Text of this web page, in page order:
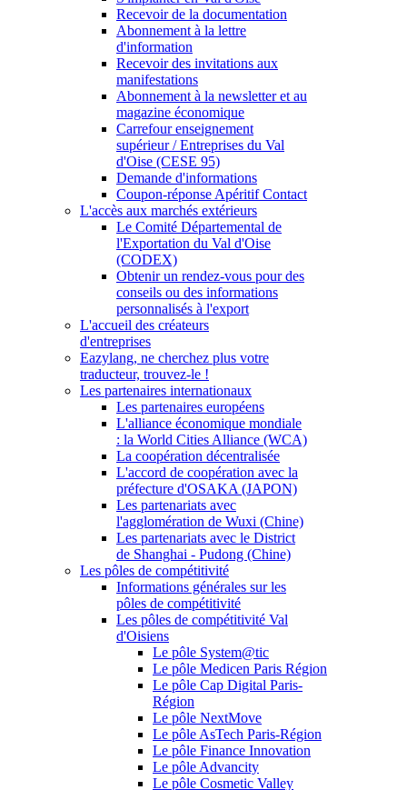
Recevoir de la documentation
Abonnement à la lettre
d'information
Recevoir des invitations aux
manifestations
Abonnement à la newsletter et au
magazine économique
Carrefour enseignement
supérieur / Entreprises du Val
d'Oise (CESE 95)
Demande d'informations
Coupon-réponse Apéritif Contact
L'accès aux marchés extérieurs
Le Comité Départemental de
l'Exportation du Val d'Oise
(CODEX)
Obtenir un rendez-vous pour des
conseils ou des informations
personnalisés à l'export
L'accueil des créateurs
d'entreprises
Eazylang, ne cherchez plus votre
traducteur, trouvez-le !
Les partenaires internationaux
Les partenaires européens
L'alliance économique mondiale
: la World Cities Alliance (WCA)
La coopération décentralisée
L'accord de coopération avec la
préfecture d'OSAKA (JAPON)
Les partenariats avec
l'agglomération de Wuxi (Chine)
Les partenariats avec le District
de Shanghai - Pudong (Chine)
Les pôles de compétitivité
Informations générales sur les
pôles de compétitivité
Les pôles de compétitivité Val
d'Oisiens
Le pôle System@tic
Le pôle Medicen Paris Région
Le pôle Cap Digital Paris-
Région
Le pôle NextMove
Le pôle AsTech Paris-Région
Le pôle Finance Innovation
Le pôle Advancity
Le pôle Cosmetic Valley